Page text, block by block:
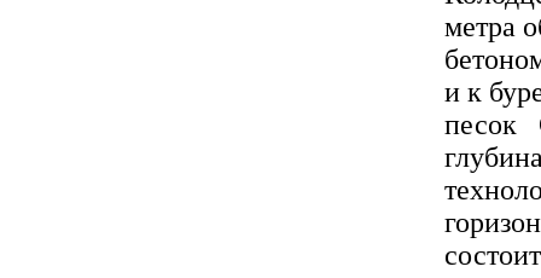
метра
и к
песок